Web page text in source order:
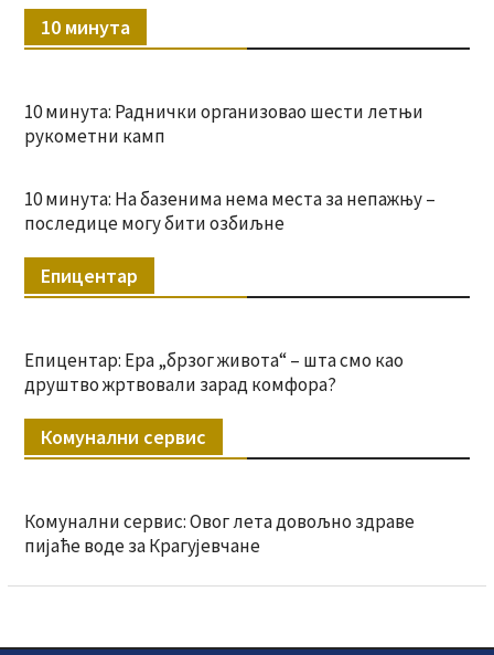
10 минута
10 минута: Раднички организовао шести летњи
рукометни камп
10 минута: На базенима нема места за непажњу –
последице могу бити озбиљне
Епицентар
Епицентар: Ера „брзог живота“ – шта смо као
друштво жртвовали зарад комфора?
Комунални сервис
Комунални сервис: Овог лета довољно здраве
пијаће воде за Крагујевчане